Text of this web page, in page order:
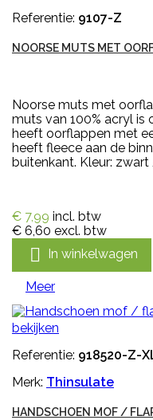
Referentie: 9107-Z
NOORSE MUTS MET
Noorse muts met
muts van 100% acryl is
heeft oorflappen met
heeft fleece aan de
buitenkant. Kleur:
€ 7,99 incl. btw
€ 6,60 excl. btw
 In winkelwagen
Meer
bekijken
Referentie: 918520-Z-
Merk: Thinsulate
HANDSCHOEN MOF /